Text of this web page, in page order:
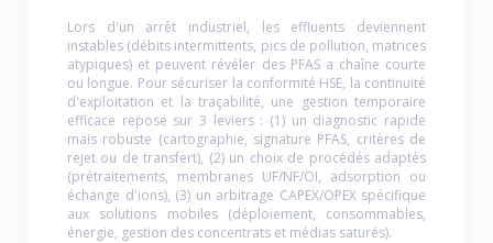
Lors d'un arrêt industriel, les effluents deviennent
instables (débits intermittents, pics de pollution, matrices
atypiques) et peuvent révéler des PFAS a chaîne courte
ou longue. Pour sécuriser la conformité HSE, la continuité
d'exploitation et la traçabilité, une gestion temporaire
efficace repose sur 3 leviers : (1) un diagnostic rapide
mais robuste (cartographie, signature PFAS, critères de
rejet ou de transfert), (2) un choix de procédés adaptés
(prétraitements, membranes UF/NF/OI, adsorption ou
échange d'ions), (3) un arbitrage CAPEX/OPEX spécifique
aux solutions mobiles (déploiement, consommables,
énergie, gestion des concentrats et médias saturés).